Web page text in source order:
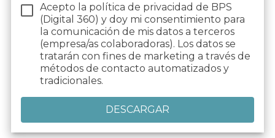
Acepto la política de privacidad de BPS
(Digital 360) y doy mi consentimiento para
la comunicación de mis datos a terceros
(empresa/as colaboradoras). Los datos se
tratarán con fines de marketing a través de
métodos de contacto automatizados y
tradicionales.